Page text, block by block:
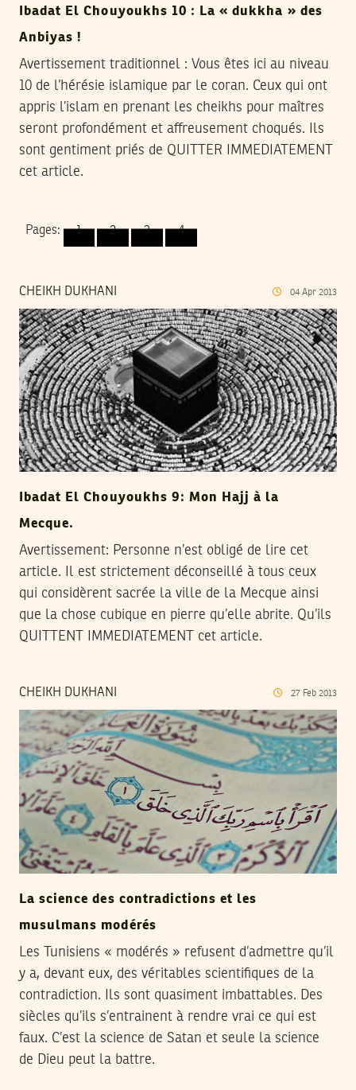
Ibadat El Chouyoukhs 10 : La « dukkha » des
Anbiyas !
Avertissement traditionnel : Vous êtes ici au niveau
10 de l’hérésie islamique par le coran. Ceux qui ont
appris l’islam en prenant les cheikhs pour maîtres
seront profondément et affreusement choqués. Ils
sont gentiment priés de QUITTER IMMEDIATEMENT
cet article.
Pages: 1 2 3 4
CHEIKH DUKHANI 04 Apr 2013
Ibadat El Chouyoukhs 9: Mon Hajj à la
Mecque.
Avertissement: Personne n’est obligé de lire cet
article. Il est strictement déconseillé à tous ceux
qui considèrent sacrée la ville de la Mecque ainsi
que la chose cubique en pierre qu’elle abrite. Qu’ils
QUITTENT IMMEDIATEMENT cet article.
CHEIKH DUKHANI 27 Feb 2013
La science des contradictions et les
musulmans modérés
Les Tunisiens « modérés » refusent d’admettre qu’il
y a, devant eux, des véritables scientifiques de la
contradiction. Ils sont quasiment imbattables. Des
siècles qu’ils s’entrainent à rendre vrai ce qui est
faux. C’est la science de Satan et seule la science
de Dieu peut la battre.